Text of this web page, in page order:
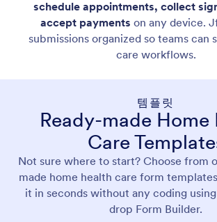
schedule appointments, collect
accept payments on any device.
submissions organized so teams can
care workflows.
템플릿
Ready-made Home
Care
Not sure where to start? Choose from
made home health care form
it in seconds without any coding
drop Form Builder.